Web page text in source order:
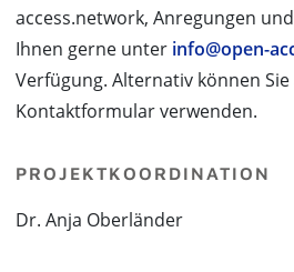
access.network, Anregungen
Ihnen gerne unter info@open-
Verfügung. Alternativ können
Kontaktformular verwenden.
PROJEKTKOORDINATION
Dr. Anja Oberländer